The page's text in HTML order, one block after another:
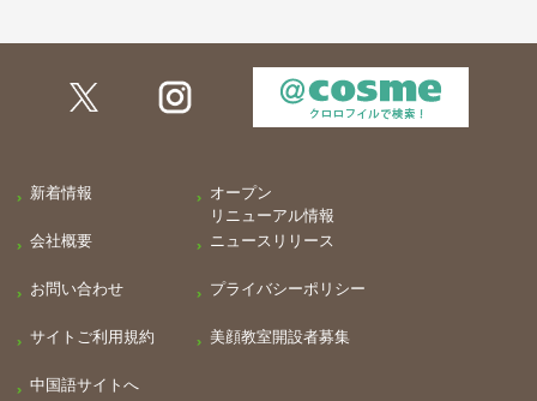
新着情報
オープン
リニューアル情報
会社概要
ニュースリリース
お問い合わせ プライバシーポリシー
サイトご利用規約 美顔教室開設者募集
中国語サイトへ